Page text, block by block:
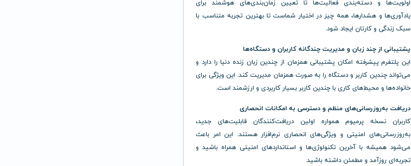
اولویت‌ها و دسته‌بندی فعالیت‌ها تا تعیین زمان‌بندی‌های هوشمند برای
یادآوری‌ها و هشدارها، همه چیز در اختیار شماست تا بهترین تجربه متناسب با
سبک زندگی و کارتان ایجاد شود.
پشتیبانی از چند زبان و مدیریت چندگانه کاربران و دستگاه‌ها
این پلتفرم پیشرفته امکان پشتیبانی همزمان از چندین زبان زنده دنیا را دارد و
می‌تواند چندین کاربر و دستگاه را به صورت همزمان مدیریت کند. این ویژگی برای
خانواده‌ها و محیط‌های کاری با چندین کاربر بسیار کاربردی و ارزشمند است.
دریافت به‌روزرسانی‌های منظم و دسترسی به امکانات انحصاری
کاربران نسخه پرمیوم همواره اولین دریافت‌کنندگان قابلیت‌های جدید،
به‌روزرسانی‌های امنیتی و ویژگی‌های انحصاری نرم‌افزار هستند. این امر باعث
می‌شود همیشه با آخرین تکنولوژی‌ها و استانداردهای امنیتی همراه باشید و
تجربه‌ای روزآمد و مطمئن داشته باشید.